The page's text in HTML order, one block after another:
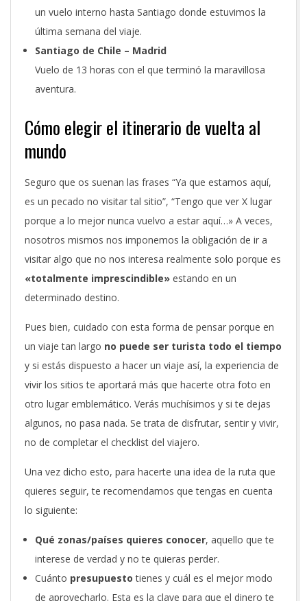
un vuelo interno hasta Santiago donde estuvimos la
última semana del viaje.
Santiago de Chile – Madrid
Vuelo de 13 horas con el que terminó la maravillosa
aventura.
Cómo elegir el itinerario de vuelta al
mundo
Seguro que os suenan las frases “Ya que estamos aquí,
es un pecado no visitar tal sitio”, “Tengo que ver X lugar
porque a lo mejor nunca vuelvo a estar aquí…» A veces,
nosotros mismos nos imponemos la obligación de ir a
visitar algo que no nos interesa realmente solo porque es
«totalmente imprescindible» estando en un
determinado destino.
Pues bien, cuidado con esta forma de pensar porque en
un viaje tan largo no puede ser turista todo el tiempo
y si estás dispuesto a hacer un viaje así, la experiencia de
vivir los sitios te aportará más que hacerte otra foto en
otro lugar emblemático. Verás muchísimos y si te dejas
algunos, no pasa nada. Se trata de disfrutar, sentir y vivir,
no de completar el checklist del viajero.
Una vez dicho esto, para hacerte una idea de la ruta que
quieres seguir, te recomendamos que tengas en cuenta
lo siguiente:
Qué zonas/países quieres conocer, aquello que te
interese de verdad y no te quieras perder.
Cuánto presupuesto tienes y cuál es el mejor modo
de aprovecharlo. Esta es la clave para que el dinero te